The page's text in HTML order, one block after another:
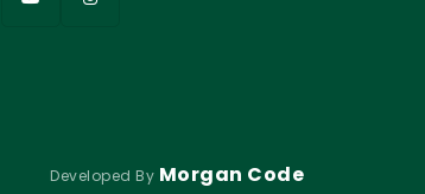
Developed By Morgan Code